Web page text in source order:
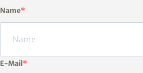
Name
E-Mail